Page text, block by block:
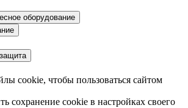
оборудование
cookie, чтобы пользоваться сайтом
сохранение cookie в настройках своего